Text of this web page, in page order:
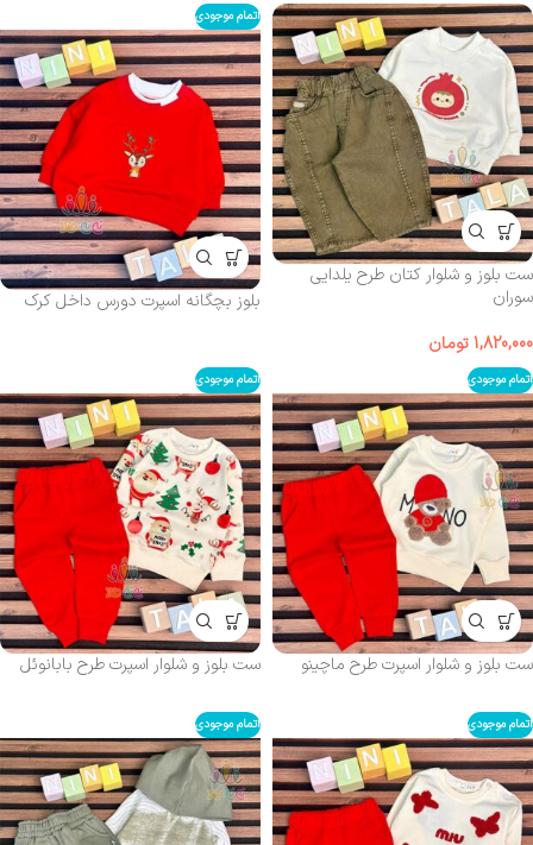
ست بلوز و شلوار کتان طرح یلدایی
سوران
1,820,000 تومان
اتمام موجودی
بلوز بچگانه اسپرت دورس داخل کرک
اتمام موجودی
ست بلوز و شلوار اسپرت طرح ماچینو
اتمام موجودی
ست بلوز و شلوار اسپرت طرح بابانوئل
اتمام موجودی اتمام موجودی